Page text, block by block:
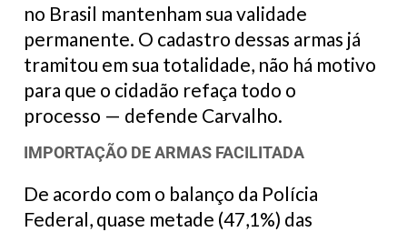
no Brasil mantenham sua validade
permanente. O cadastro dessas armas já
tramitou em sua totalidade, não há motivo
para que o cidadão refaça todo o
processo — defende Carvalho.
IMPORTAÇÃO DE ARMAS FACILITADA
De acordo com o balanço da Polícia
Federal, quase metade (47,1%) das